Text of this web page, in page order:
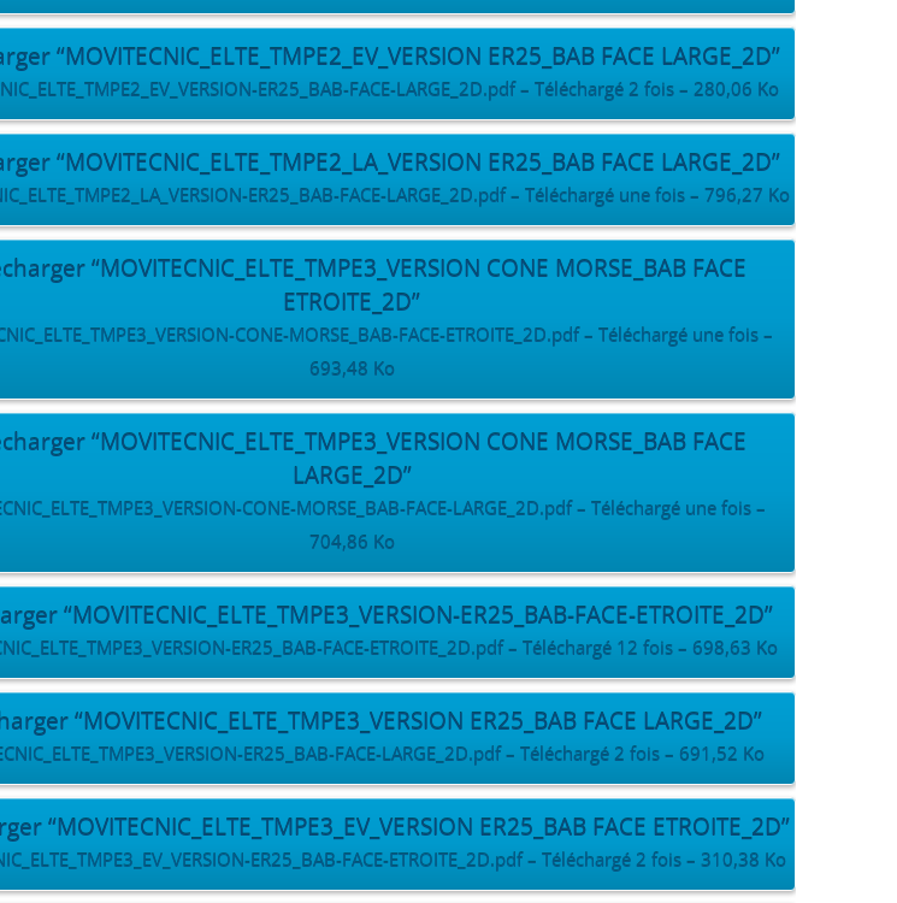
“MOVITECNIC_ELTE_TMPE2_EV_VERSION ER25_BAB FACE LARGE_2D”
ER25_BAB-FACE-LARGE_2D.pdf – Téléchargé 2 fois – 280,06 Ko
“MOVITECNIC_ELTE_TMPE2_LA_VERSION ER25_BAB FACE LARGE_2D”
ER25_BAB-FACE-LARGE_2D.pdf – Téléchargé une fois – 796,27 Ko
“MOVITECNIC_ELTE_TMPE3_VERSION CONE MORSE_BAB FACE
ETROITE_2D”
CONE-MORSE_BAB-FACE-ETROITE_2D.pdf – Téléchargé une fois –
693,48 Ko
“MOVITECNIC_ELTE_TMPE3_VERSION CONE MORSE_BAB FACE
LARGE_2D”
CONE-MORSE_BAB-FACE-LARGE_2D.pdf – Téléchargé une fois –
704,86 Ko
“MOVITECNIC_ELTE_TMPE3_VERSION-ER25_BAB-FACE-ETROITE_2D”
ER25_BAB-FACE-ETROITE_2D.pdf – Téléchargé 12 fois – 698,63 Ko
“MOVITECNIC_ELTE_TMPE3_VERSION ER25_BAB FACE LARGE_2D”
ER25_BAB-FACE-LARGE_2D.pdf – Téléchargé 2 fois – 691,52 Ko
“MOVITECNIC_ELTE_TMPE3_EV_VERSION ER25_BAB FACE ETROITE_2D”
ER25_BAB-FACE-ETROITE_2D.pdf – Téléchargé 2 fois – 310,38 Ko